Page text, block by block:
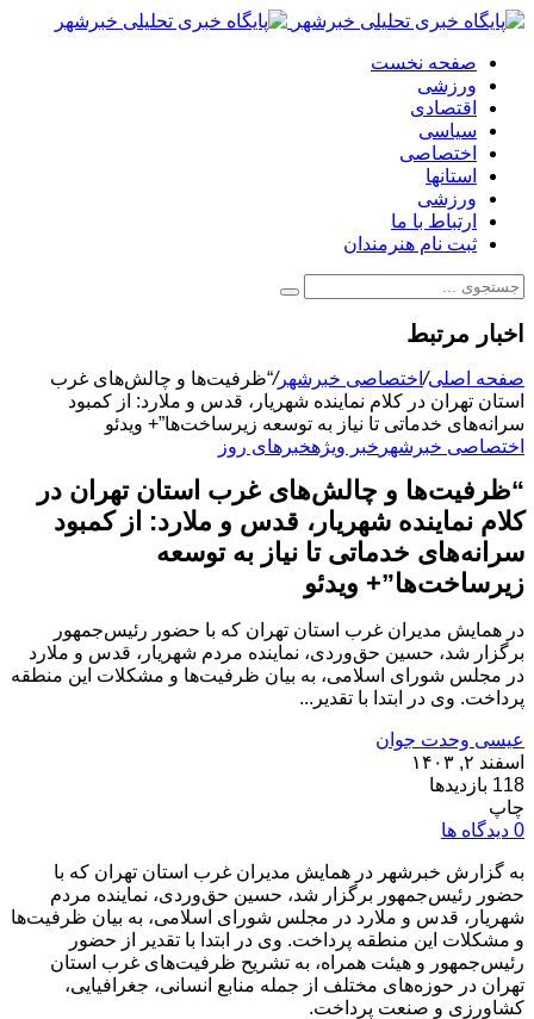
صفحه نخست
ورزشی
اقتصادی
سیاسی
اختصاصی
استانها
ورزشی
ارتباط با ما
ثبت نام هنرمندان
اخبار مرتبط
صفحه اصلی/اختصاصی خبرشهر/“ظرفیت‌ها و چالش‌های غرب
استان تهران در کلام نماینده شهریار، قدس و ملارد: از کمبود
سرانه‌های خدماتی تا نیاز به توسعه زیرساخت‌ها”+ ویدئو
اختصاصی خبرشهر خبر ویژهخبرهای روز
“ظرفیت‌ها و چالش‌های غرب استان تهران در
کلام نماینده شهریار، قدس و ملارد: از کمبود
سرانه‌های خدماتی تا نیاز به توسعه
زیرساخت‌ها”+ ویدئو
در همایش مدیران غرب استان تهران که با حضور رئیس‌جمهور
برگزار شد، حسین حق‌وردی، نماینده مردم شهریار، قدس و ملارد
در مجلس شورای اسلامی، به بیان ظرفیت‌ها و مشکلات این منطقه
پرداخت. وی در ابتدا با تقدیر...
عیسی وحدت جوان
اسفند ۲, ۱۴۰۳
118 بازدیدها
چاپ
0 دیدگاه ها
به گزارش خبرشهر در همایش مدیران غرب استان تهران که با
حضور رئیس‌جمهور برگزار شد، حسین حق‌وردی، نماینده مردم
شهریار، قدس و ملارد در مجلس شورای اسلامی، به بیان ظرفیت‌ها
و مشکلات این منطقه پرداخت. وی در ابتدا با تقدیر از حضور
رئیس‌جمهور و هیئت همراه، به تشریح ظرفیت‌های غرب استان
تهران در حوزه‌های مختلف از جمله منابع انسانی، جغرافیایی،
کشاورزی و صنعت پرداخت.